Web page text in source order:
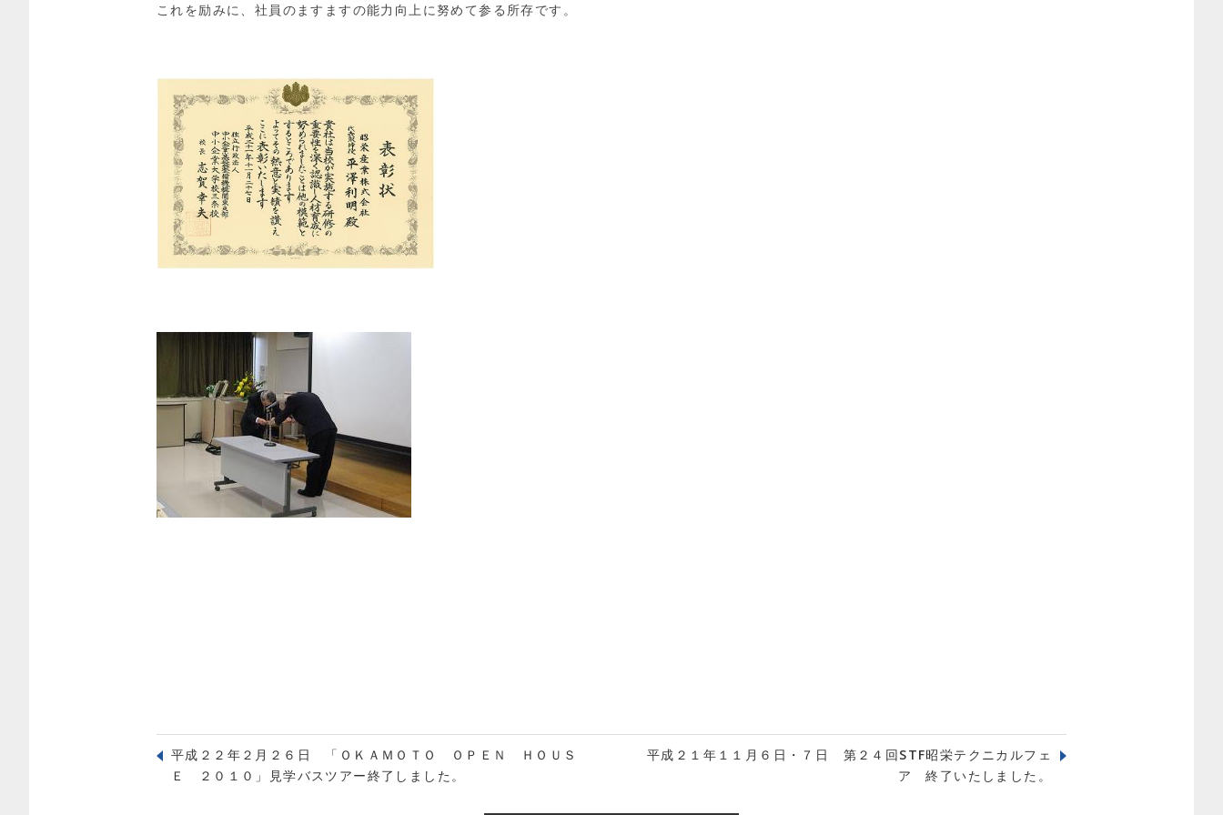
これを励みに、社員のますますの能力向上に努めて参る所存です。
平成２２年２月２６日 「ＯＫＡＭＯＴＯ ＯＰＥＮ ＨＯＵＳ
Ｅ ２０１０」見学バスツアー終了しました。
平成２１年１１月６日・７日 第２４回STF昭栄テクニカルフェ
ア 終了いたしました。